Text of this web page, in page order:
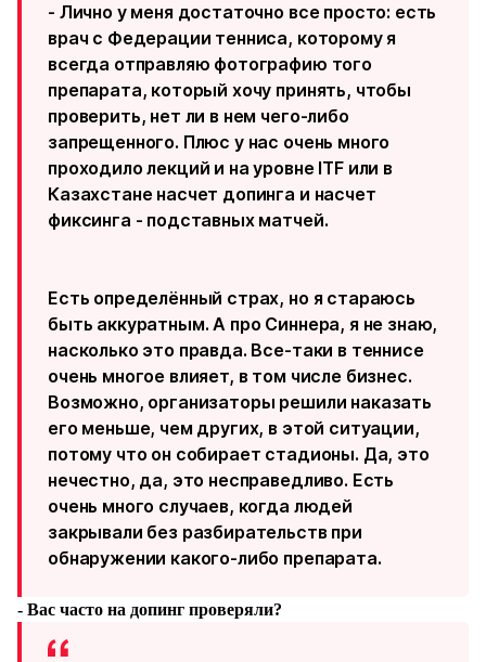
- Лично у меня достаточно все просто: есть
врач с Федерации тенниса, которому я
всегда отправляю фотографию того
препарата, который хочу принять, чтобы
проверить, нет ли в нем чего-либо
запрещенного. Плюс у нас очень много
проходило лекций и на уровне ITF или в
Казахстане насчет допинга и насчет
фиксинга - подставных матчей.
Есть определённый страх, но я стараюсь
быть аккуратным. А про Синнера, я не знаю,
насколько это правда. Все-таки в теннисе
очень многое влияет, в том числе бизнес.
Возможно, организаторы решили наказать
его меньше, чем других, в этой ситуации,
потому что он собирает стадионы. Да, это
нечестно, да, это несправедливо. Есть
очень много случаев, когда людей
закрывали без разбирательств при
обнаружении какого-либо препарата.
- Вас часто на допинг проверяли?